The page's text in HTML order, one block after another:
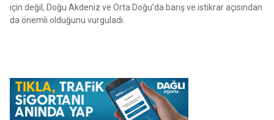
için değil, Doğu Akdeniz ve Orta Doğu’da barış ve istikrar açısından
da önemli olduğunu vurguladı.